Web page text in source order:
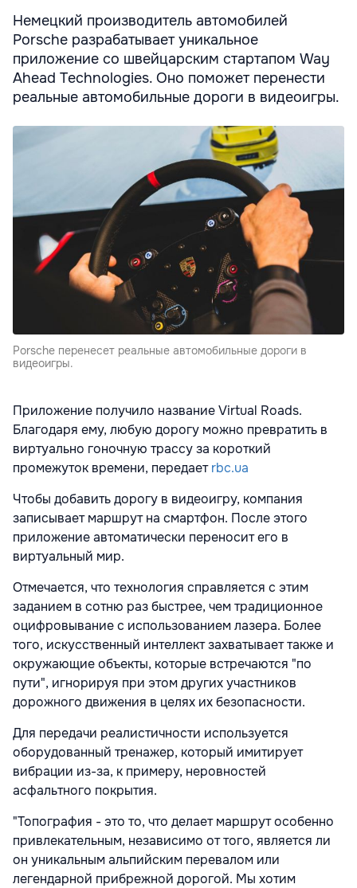
Немецкий производитель автомобилей
Porsche разрабатывает уникальное
приложение со швейцарским стартапом Way
Ahead Technologies. Оно поможет перенести
реальные автомобильные дороги в видеоигры.
Porsche перенесет реальные автомобильные дороги в
видеоигры.
Приложение получило название Virtual Roads.
Благодаря ему, любую дорогу можно превратить в
виртуально гоночную трассу за короткий
промежуток времени, передаетrbc.ua
Чтобы добавить дорогу в видеоигру, компания
записывает маршрут на смартфон. После этого
приложение автоматически переносит его в
виртуальный мир.
Отмечается, что технология справляется с этим
заданием в сотню раз быстрее, чем традиционное
оцифровывание с использованием лазера. Более
того, искусственный интеллект захватывает также и
окружающие объекты, которые встречаются "по
пути", игнорируя при этом других участников
дорожного движения в целях их безопасности.
Для передачи реалистичности используется
оборудованный тренажер, который имитирует
вибрации из-за, к примеру, неровностей
асфальтного покрытия.
"Топография - это то, что делает маршрут особенно
привлекательным, независимо от того, является ли
он уникальным альпийским перевалом или
легендарной прибрежной дорогой. Мы хотим